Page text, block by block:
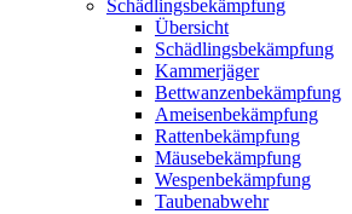
Schädlingsbekämpfung
Übersicht
Schädlingsbekämpfung
Kammerjäger
Bettwanzenbekämpfung
Ameisenbekämpfung
Rattenbekämpfung
Mäusebekämpfung
Wespenbekämpfung
Taubenabwehr